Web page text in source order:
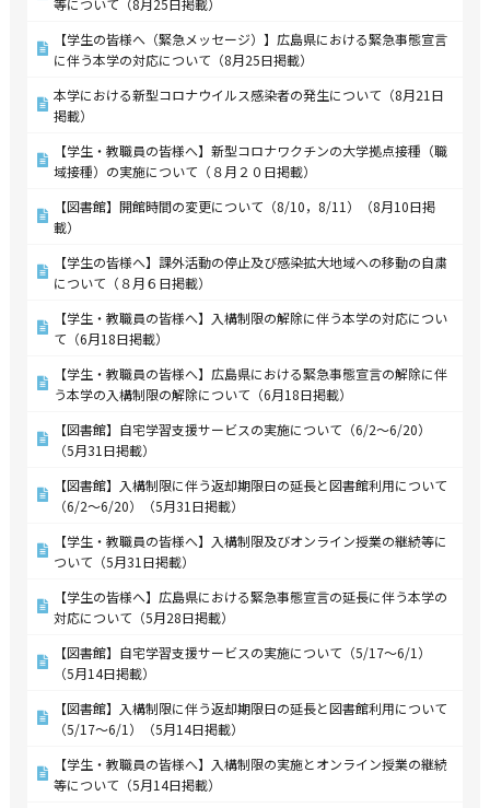
【学生の皆様へ（緊急メッセージ）】広島県における緊急事態宣言
に伴う本学の対応について（8月25日掲載）
本学における新型コロナウイルス感染者の発生について（8月21日
掲載）
【学生・教職員の皆様へ】新型コロナワクチンの大学拠点接種（職
域接種）の実施について（８月２０日掲載）
【図書館】開館時間の変更について（8/10，8/11）（8月10日掲
載）
【学生の皆様へ】課外活動の停止及び感染拡大地域への移動の自粛
について（８月６日掲載）
【学生・教職員の皆様へ】入構制限の解除に伴う本学の対応につい
て（6月18日掲載）
【学生・教職員の皆様へ】広島県における緊急事態宣言の解除に伴
う本学の入構制限の解除について（6月18日掲載）
【図書館】自宅学習支援サービスの実施について（6/2～6/20）
（5月31日掲載）
【図書館】入構制限に伴う返却期限日の延長と図書館利用について
（6/2～6/20）（5月31日掲載）
【学生・教職員の皆様へ】入構制限及びオンライン授業の継続等に
ついて（5月31日掲載）
【学生の皆様へ】広島県における緊急事態宣言の延長に伴う本学の
対応について（5月28日掲載）
【図書館】自宅学習支援サービスの実施について（5/17～6/1）
（5月14日掲載）
【図書館】入構制限に伴う返却期限日の延長と図書館利用について
（5/17～6/1）（5月14日掲載）
【学生・教職員の皆様へ】入構制限の実施とオンライン授業の継続
等について（5月14日掲載）